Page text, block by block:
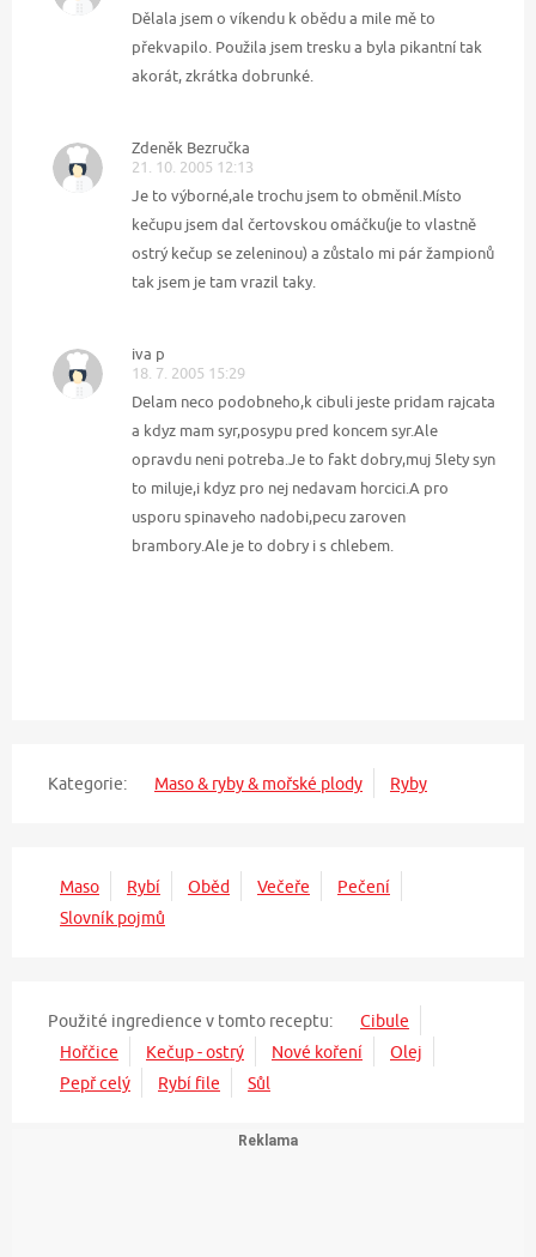
Dělala jsem o víkendu k obědu a mile mě to
překvapilo. Použila jsem tresku a byla pikantní tak
akorát, zkrátka dobrunké.
Zdeněk Bezručka
21. 10. 2005 12:13
Je to výborné,ale trochu jsem to obměnil.Místo
kečupu jsem dal čertovskou omáčku(je to vlastně
ostrý kečup se zeleninou) a zůstalo mi pár žampionů
tak jsem je tam vrazil taky.
iva p
18. 7. 2005 15:29
Delam neco podobneho,k cibuli jeste pridam rajcata
a kdyz mam syr,posypu pred koncem syr.Ale
opravdu neni potreba.Je to fakt dobry,muj 5lety syn
to miluje,i kdyz pro nej nedavam horcici.A pro
usporu spinaveho nadobi,pecu zaroven
brambory.Ale je to dobry i s chlebem.
Kategorie: Maso & ryby & mořské plody Ryby
Maso Rybí Oběd Večeře
Pečení
Slovník pojmů
Použité ingredience v tomto receptu:
Cibule
Hořčice
Kečup - ostrý Nové koření
Olej
Pepř celý
Rybí file Sůl